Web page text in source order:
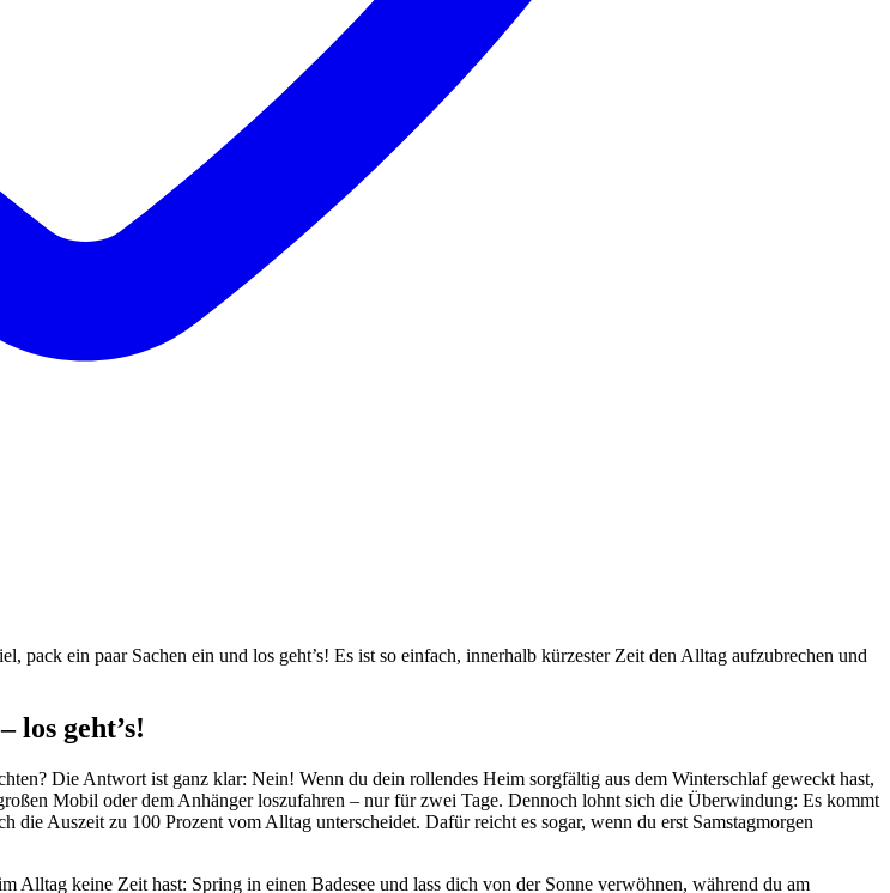
ein paar Sachen ein und los geht’s! Es ist so einfach, innerhalb kürzester Zeit den Alltag aufzubrechen und
los geht’s!
Die Antwort ist ganz klar: Nein! Wenn du dein rollendes Heim sorgfältig aus dem Winterschlaf geweckt hast,
Mobil oder dem Anhänger loszufahren – nur für zwei Tage. Dennoch lohnt sich die Überwindung: Es kommt
Auszeit zu 100 Prozent vom Alltag unterscheidet. Dafür reicht es sogar, wenn du erst Samstagmorgen
keine Zeit hast: Spring in einen Badesee und lass dich von der Sonne verwöhnen, während du am